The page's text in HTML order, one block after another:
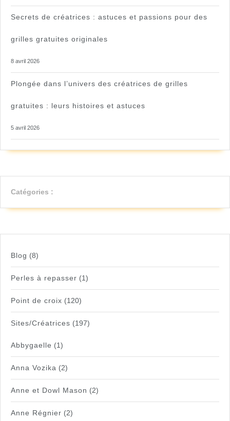
Secrets de créatrices : astuces et passions pour des
grilles gratuites originales
8 avril 2026
Plongée dans l’univers des créatrices de grilles
gratuites : leurs histoires et astuces
5 avril 2026
Catégories :
Blog (8)
Perles à repasser (1)
Point de croix (120)
Sites/Créatrices (197)
Abbygaelle (1)
Anna Vozika (2)
Anne et Dowl Mason (2)
Anne Régnier (2)